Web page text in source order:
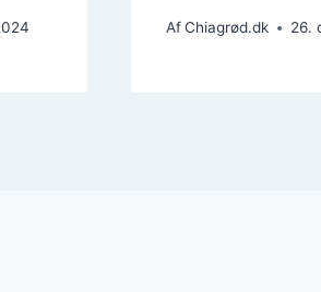
Af Chiagrød.dk 26.